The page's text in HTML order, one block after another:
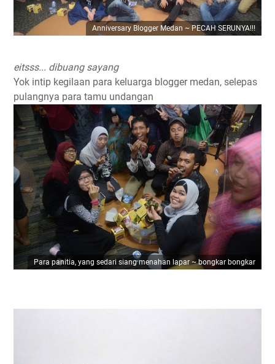
Anniversary Blogger Medan ~ PECAH SERUNYA!!!
eitsss... dibuang sayang
Yok intip kegilaan para keluarga blogger medan, selepas
pulangnya para tamu undangan
Para panitia, yang sedari siang menahan lapar ~ bongkar bongkar